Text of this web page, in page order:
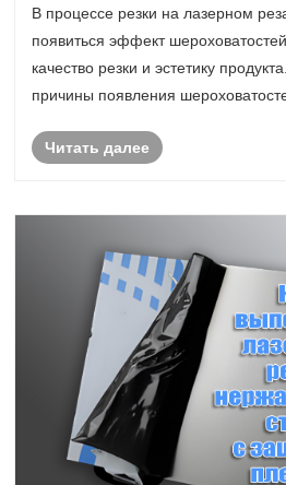
лазерном резальном
В процессе резки на лазерном
появиться эффект
качество резки и эстетику
причины появления
Читать далее